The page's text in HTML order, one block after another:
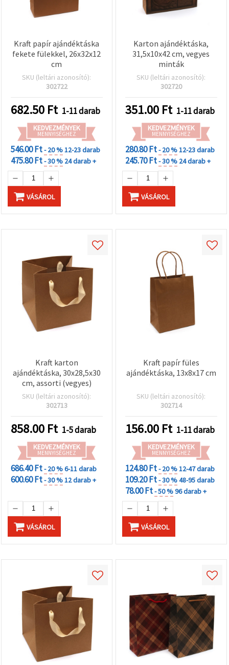
Kraft papír ajándéktáska
fekete fülekkel, 26x32x12
cm
SKU (leltári azonosító):
302722
682.50 Ft 1-11 darab
KEDVEZMÉNYEK
MENNYISÉGHEZ
546.00 Ft- 20 %12-23 darab
475.80 Ft- 30 % 24 darab +
VÁSÁROL
Karton ajándéktáska,
31,5x10x42 cm, vegyes
minták
SKU (leltári azonosító):
302720
351.00 Ft 1-11 darab
KEDVEZMÉNYEK
MENNYISÉGHEZ
280.80 Ft- 20 %12-23 darab
245.70 Ft- 30 % 24 darab +
VÁSÁROL
Kraft karton
ajándéktáska, 30x28,5x30
cm, assorti (vegyes)
SKU (leltári azonosító):
302713
858.00 Ft 1-5 darab
KEDVEZMÉNYEK
MENNYISÉGHEZ
686.40 Ft- 20 %6-11 darab
600.60 Ft- 30 %12 darab +
VÁSÁROL
Kraft papír füles
ajándéktáska, 13x8x17 cm
SKU (leltári azonosító):
302714
156.00 Ft 1-11 darab
KEDVEZMÉNYEK
MENNYISÉGHEZ
124.80 Ft- 20 %12-47 darab
109.20 Ft- 30 %48-95 darab
78.00 Ft- 50 %96 darab +
VÁSÁROL